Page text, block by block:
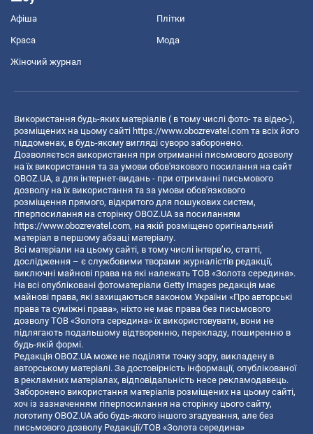
Афіша Плітки
Краса Мода
Жіночий журнал
Використання будь-яких матеріалів ( в тому числі фото- та відео-),
розміщених на цьому сайті https://www.obozrevatel.com та всіх його
піддоменах, в будь-якому вигляді суворо заборонено.
Дозволяється використання при отриманні письмового дозволу
на їх використання та за умови обов'язкового посилання на сайт
OBOZ.UA, а для інтернет-видань - при отриманні письмового
дозволу на їх використання та за умови обов'язкового
розміщення прямого, відкритого для пошукових систем,
гіперпосилання на сторінку OBOZ.UA за посиланням
https://www.obozrevatel.com, на якій розміщено оригінальний
матеріал в першому абзаці матеріалу.
Всі матеріали на цьому сайті, в тому числі інтерв’ю, статті,
дослідження – є службовими творами журналістів редакції,
виключні майнові права на які належать ТОВ «Золота середина».
На всі опубліковані фотоматеріали Getty Images редакція має
майнові права, які захищаються законом України «Про авторські
права та суміжні права», ніхто не має права без письмового
дозволу ТОВ «Золота середина» їх використовувати, вони не
підлягають подальшому відтворенню, перекладу, поширенню в
будь-якій формі.
Редакція OBOZ.UA може не поділяти точку зору, викладену в
авторському матеріалі. За достовірність інформації, опублікованої
в рекламних матеріалах, відповідальність несе рекламодавець.
Заборонено використання матеріалів розміщених на цьому сайті,
хоч із зазначенням гіперпосилання на сторінку цього сайту,
логотипу OBOZ.UA або будь-якого іншого згадування, але без
письмового дозволу Редакції/ТОВ «Золота середина»